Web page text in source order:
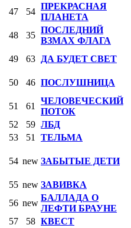
47
54
ПРЕКРАСНАЯ
ПЛАНЕТА
48 35
ПОСЛЕДНИЙ
ВЗМАХ ФЛАГА
49 63 ДА БУДЕТ СВЕТ
50 46 ПОСЛУШНИЦА
51
61
ЧЕЛОВЕЧЕСКИЙ
ПОТОК
52
59 ЛБД
53
51 ТЕЛЬМА
54 new ЗАБЫТЫЕ ДЕТИ
55 new ЗАВИВКА
56 new
БАЛЛАДА О
ЛЕФТИ БРАУНЕ
57
58 КВЕСТ